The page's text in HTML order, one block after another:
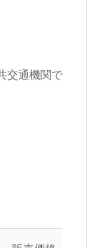
交通機関で